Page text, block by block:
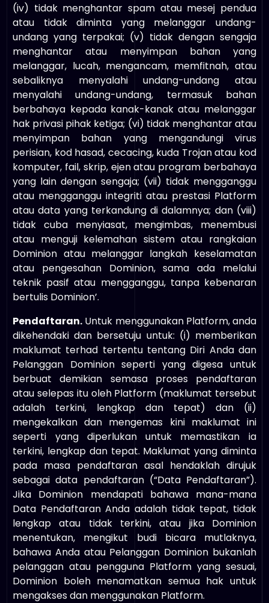
(iv) tidak menghantar spam atau mesej pendua
atau tidak diminta yang melanggar undang-
undang yang terpakai; (v) tidak dengan sengaja
menghantar atau menyimpan bahan yang
melanggar, lucah, mengancam, memfitnah, atau
sebaliknya menyalahi undang-undang atau
menyalahi undang-undang, termasuk bahan
berbahaya kepada kanak-kanak atau melanggar
hak privasi pihak ketiga; (vi) tidak menghantar atau
menyimpan bahan yang mengandungi virus
perisian, kod hasad, cecacing, kuda Trojan atau kod
komputer, fail, skrip, ejen atau program berbahaya
yang lain dengan sengaja; (vii) tidak mengganggu
atau mengganggu integriti atau prestasi Platform
atau data yang terkandung di dalamnya; dan (viii)
tidak cuba menyiasat, mengimbas, menembusi
atau menguji kelemahan sistem atau rangkaian
Dominion atau melanggar langkah keselamatan
atau pengesahan Dominion, sama ada melalui
teknik pasif atau mengganggu, tanpa kebenaran
bertulis Dominion’.
Pendaftaran. Untuk menggunakan Platform, anda
dikehendaki dan bersetuju untuk: (i) memberikan
maklumat terhad tertentu tentang Diri Anda dan
Pelanggan Dominion seperti yang digesa untuk
berbuat demikian semasa proses pendaftaran
atau selepas itu oleh Platform (maklumat tersebut
adalah terkini, lengkap dan tepat) dan (ii)
mengekalkan dan mengemas kini maklumat ini
seperti yang diperlukan untuk memastikan ia
terkini, lengkap dan tepat. Maklumat yang diminta
pada masa pendaftaran asal hendaklah dirujuk
sebagai data pendaftaran (“Data Pendaftaran”).
Jika Dominion mendapati bahawa mana-mana
Data Pendaftaran Anda adalah tidak tepat, tidak
lengkap atau tidak terkini, atau jika Dominion
menentukan, mengikut budi bicara mutlaknya,
bahawa Anda atau Pelanggan Dominion bukanlah
pelanggan atau pengguna Platform yang sesuai,
Dominion boleh menamatkan semua hak untuk
mengakses dan menggunakan Platform.